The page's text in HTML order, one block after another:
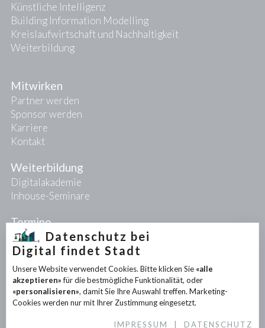
Künstliche Intelligenz
Building Information Modelling
Kreislaufwirtschaft und Nachhaltigkeit
Weiterbildung
Mitwirken
Partner werden
Sponsor werden
Karriere
Kontakt
Weiterbildung
Digitalakademie
Inhouse-Seminare
Termine
Projekte
PIONEER-Projekte
Forschungsprojekte
Partnerprojekte
Datenschutz bei
Digital findet Stadt
Unsere Website verwendet Cookies. Bitte klicken Sie «alle
akzeptieren»für die bestmögliche Funktionalität, oder
«personalisieren», damit Sie Ihre Auswahl treffen. Marketing-
Cookies werden nur mit Ihrer Zustimmung eingesetzt.
IMPRESSUM DATENSCHUTZ